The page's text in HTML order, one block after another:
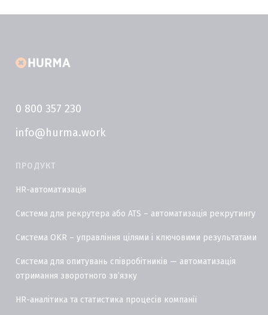
0 800 357 230
info@hurma.work
ПРОДУКТ
HR-автоматизація
Система для рекрутера або ATS – автоматизація рекрутингу
Система OKR – управління цілями і ключовими результатами
Система для опитувань співробітників — автоматизація
отримання зворотного звʼязку
HR-аналітика та статистика процесів компанії